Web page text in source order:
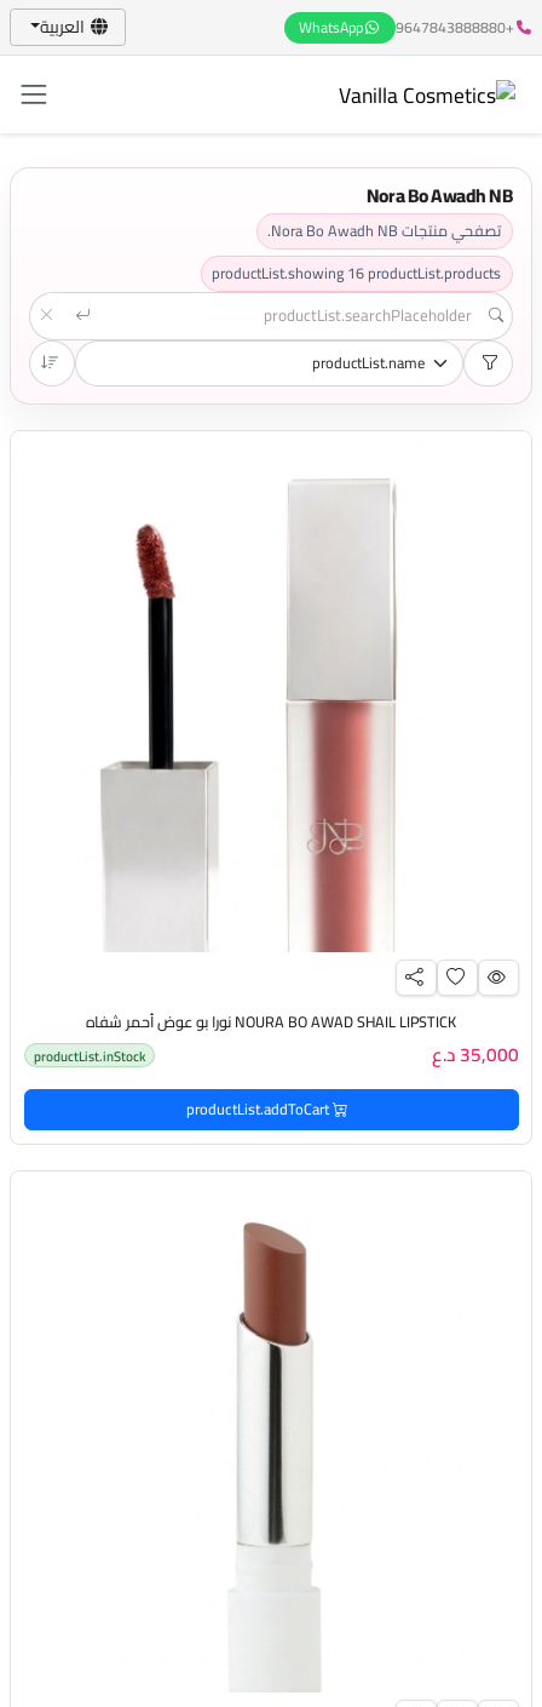
+9647843888880
WhatsApp العربية
Nora Bo Awadh NB
تصفحي منتجات Nora Bo Awadh NB.
productList.showing16productList.products
NOURA BO AWAD SHAIL LIPSTICK نورا بو عوض أحمر شفاه
35,000 د.ع productList.inStock
productList.addToCart